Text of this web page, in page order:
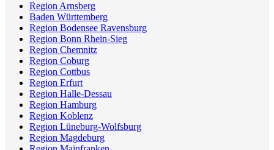
Region Arnsberg
Baden Württemberg
Region Bodensee Ravensburg
Region Bonn Rhein-Sieg
Region Chemnitz
Region Coburg
Region Cottbus
Region Erfurt
Region Halle-Dessau
Region Hamburg
Region Koblenz
Region Lüneburg-Wolfsburg
Region Magdeburg